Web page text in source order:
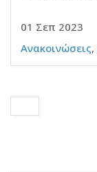
01 Σεπ 2023
Ανακοινώσεις,